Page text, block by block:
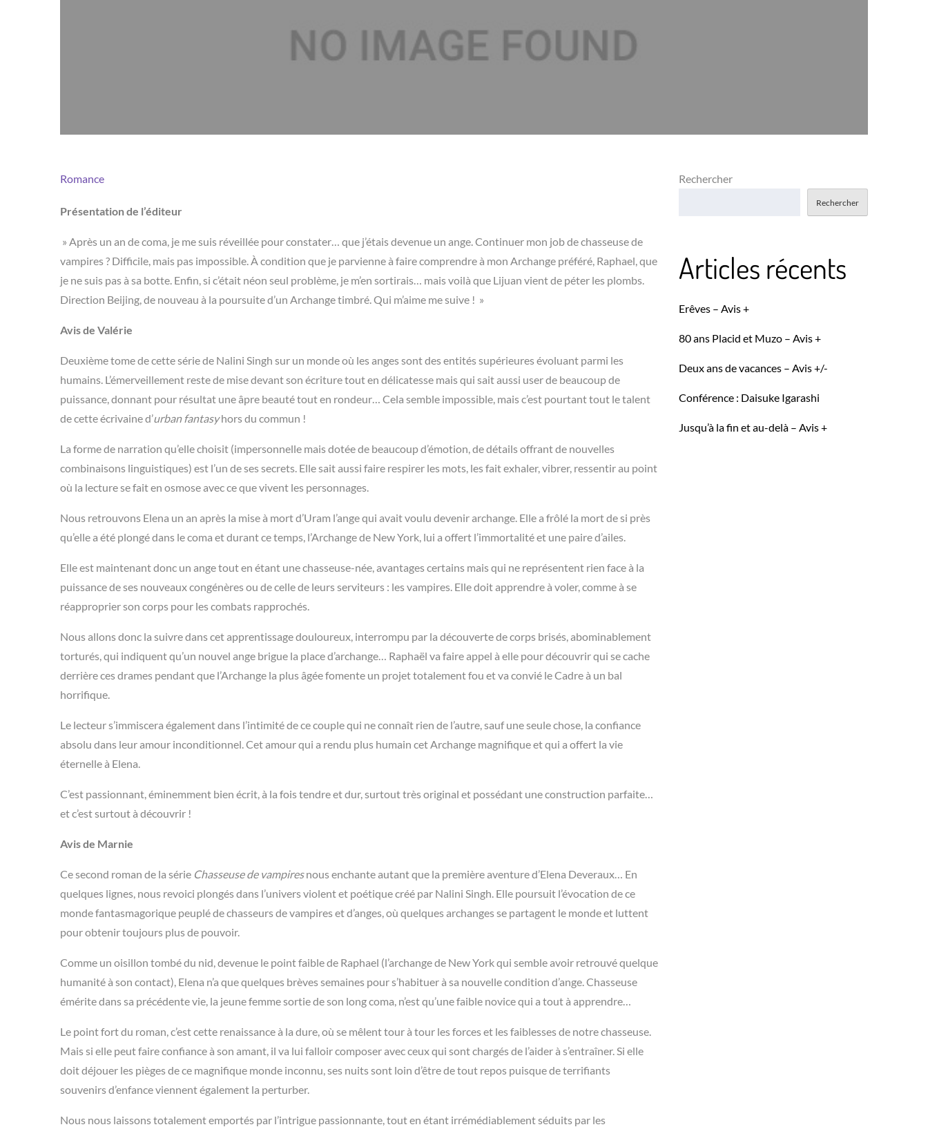
Romance
Présentation de l’éditeur
» Après un an de coma, je me suis réveillée pour constater… que j’étais devenue un ange. Continuer mon job de chasseuse de
vampires ? Difficile, mais pas impossible. À condition que je parvienne à faire comprendre à mon Archange préféré, Raphael, que
je ne suis pas à sa botte. Enfin, si c’était néon seul problème, je m’en sortirais… mais voilà que Lijuan vient de péter les plombs.
Direction Beijing, de nouveau à la poursuite d’un Archange timbré. Qui m’aime me suive ! »
Avis de Valérie
Deuxième tome de cette série de Nalini Singh sur un monde où les anges sont des entités supérieures évoluant parmi les
humains. L’émerveillement reste de mise devant son écriture tout en délicatesse mais qui sait aussi user de beaucoup de
puissance, donnant pour résultat une âpre beauté tout en rondeur… Cela semble impossible, mais c’est pourtant tout le talent
de cette écrivaine d’urban fantasyhors du commun !
La forme de narration qu’elle choisit (impersonnelle mais dotée de beaucoup d’émotion, de détails offrant de nouvelles
combinaisons linguistiques) est l’un de ses secrets. Elle sait aussi faire respirer les mots, les fait exhaler, vibrer, ressentir au point
où la lecture se fait en osmose avec ce que vivent les personnages.
Nous retrouvons Elena un an après la mise à mort d’Uram l’ange qui avait voulu devenir archange. Elle a frôlé la mort de si près
qu’elle a été plongé dans le coma et durant ce temps, l’Archange de New York, lui a offert l’immortalité et une paire d’ailes.
Elle est maintenant donc un ange tout en étant une chasseuse-née, avantages certains mais qui ne représentent rien face à la
puissance de ses nouveaux congénères ou de celle de leurs serviteurs : les vampires. Elle doit apprendre à voler, comme à se
réapproprier son corps pour les combats rapprochés.
Nous allons donc la suivre dans cet apprentissage douloureux, interrompu par la découverte de corps brisés, abominablement
torturés, qui indiquent qu’un nouvel ange brigue la place d’archange… Raphaël va faire appel à elle pour découvrir qui se cache
derrière ces drames pendant que l’Archange la plus âgée fomente un projet totalement fou et va convié le Cadre à un bal
horrifique.
Le lecteur s’immiscera également dans l’intimité de ce couple qui ne connaît rien de l’autre, sauf une seule chose, la confiance
absolu dans leur amour inconditionnel. Cet amour qui a rendu plus humain cet Archange magnifique et qui a offert la vie
éternelle à Elena.
C’est passionnant, éminemment bien écrit, à la fois tendre et dur, surtout très original et possédant une construction parfaite…
et c’est surtout à découvrir !
Avis de Marnie
Ce second roman de la série Chasseuse de vampiresnous enchante autant que la première aventure d’Elena Deveraux… En
quelques lignes, nous revoici plongés dans l’univers violent et poétique créé par Nalini Singh. Elle poursuit l’évocation de ce
monde fantasmagorique peuplé de chasseurs de vampires et d’anges, où quelques archanges se partagent le monde et luttent
pour obtenir toujours plus de pouvoir.
Comme un oisillon tombé du nid, devenue le point faible de Raphael (l’archange de New York qui semble avoir retrouvé quelque
humanité à son contact), Elena n’a que quelques brèves semaines pour s’habituer à sa nouvelle condition d’ange. Chasseuse
émérite dans sa précédente vie, la jeune femme sortie de son long coma, n’est qu’une faible novice qui a tout à apprendre…
Le point fort du roman, c’est cette renaissance à la dure, où se mêlent tour à tour les forces et les faiblesses de notre chasseuse.
Mais si elle peut faire confiance à son amant, il va lui falloir composer avec ceux qui sont chargés de l’aider à s’entraîner. Si elle
doit déjouer les pièges de ce magnifique monde inconnu, ses nuits sont loin d’être de tout repos puisque de terrifiants
souvenirs d’enfance viennent également la perturber.
Nous nous laissons totalement emportés par l’intrigue passionnante, tout en étant irrémédiablement séduits par les
Rechercher
Rechercher
Articles récents
Erêves – Avis +
80 ans Placid et Muzo – Avis +
Deux ans de vacances – Avis +/-
Conférence : Daisuke Igarashi
Jusqu’à la fin et au-delà – Avis +